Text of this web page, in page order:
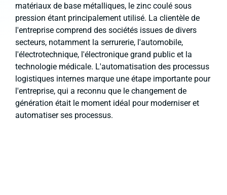
matériaux de base métalliques, le zinc coulé sous
pression étant principalement utilisé. La clientèle de
l'entreprise comprend des sociétés issues de divers
secteurs, notamment la serrurerie, l'automobile,
l'électrotechnique, l'électronique grand public et la
technologie médicale. L'automatisation des processus
logistiques internes marque une étape importante pour
l'entreprise, qui a reconnu que le changement de
génération était le moment idéal pour moderniser et
automatiser ses processus.